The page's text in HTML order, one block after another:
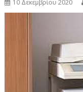
10 Δεκεμβρίου 2020